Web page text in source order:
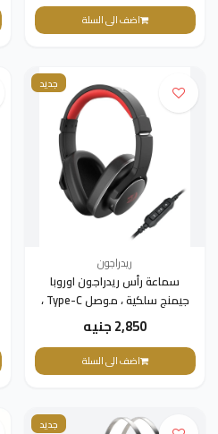
اضف الى السلة
جديد
ريدراجون
سماعة رأس ريدراجون اوروبا
جيمنج سلكية ، موصل Type-C ،
ميكروفون ، أسود ، H720-C
2,850 جنيه
اضف الى السلة
جديد